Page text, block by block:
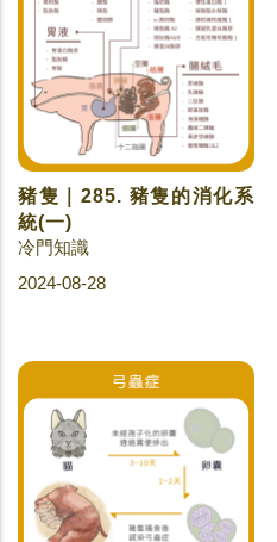
豬隻｜285. 豬隻的消化系
統(一)
冷門知識
2024-08-28